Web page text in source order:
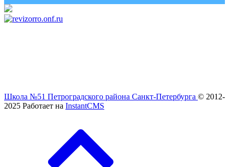
Школа №51 Петроградского района Санкт-Петербурга © 2012-
2025 Работает на InstantCMS